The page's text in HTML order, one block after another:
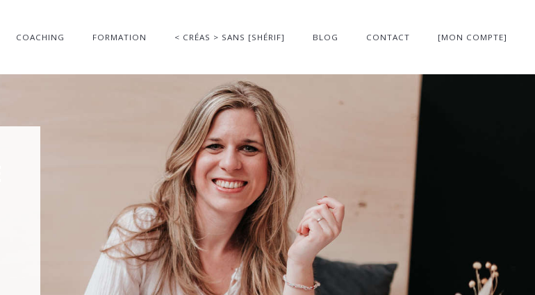
COACHING FORMATION < CRÉAS > SANS [SHÉRIF] BLOG CONTACT [MON COMPTE]